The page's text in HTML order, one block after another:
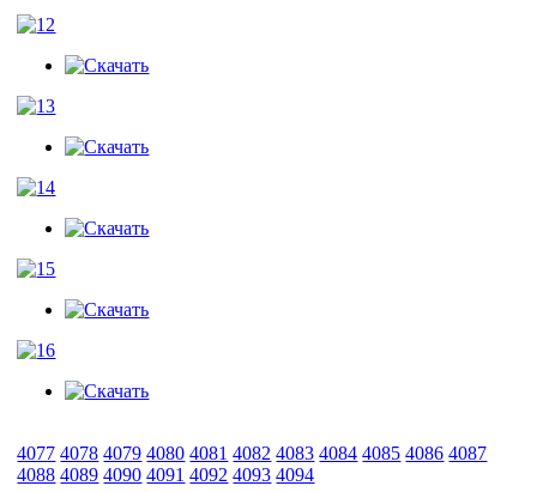
4077 4078 4079 4080 4081 4082 4083 4084 4085 4086 4087
4088 4089 4090 4091 4092 4093 4094